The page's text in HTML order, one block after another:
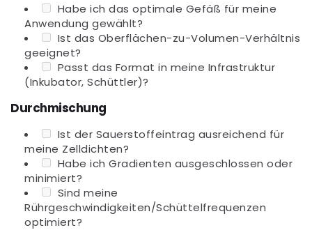
Habe ich das optimale Gefäß für meine
Anwendung gewählt?
Ist das Oberflächen-zu-Volumen-Verhältnis
geeignet?
Passt das Format in meine Infrastruktur
(Inkubator, Schüttler)?
Durchmischung
Ist der Sauerstoffeintrag ausreichend für
meine Zelldichten?
Habe ich Gradienten ausgeschlossen oder
minimiert?
Sind meine
Rührgeschwindigkeiten/Schüttelfrequenzen
optimiert?